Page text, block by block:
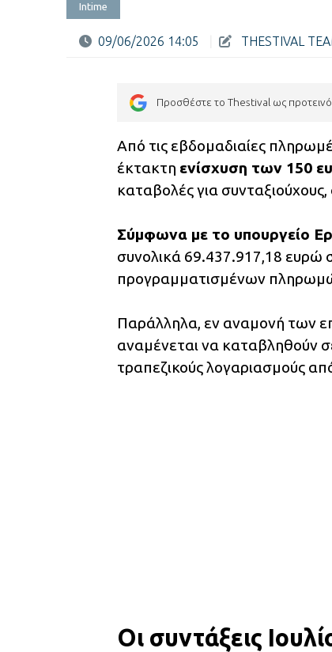
Intime
09/06/2026 14:05 THESTIVAL
Προσθέστε το Thestival ως
Από τις εβδομαδιαίες
έκτακτη ενίσχυση των 150
καταβολές για
Σύμφωνα με το υπουργείο
συνολικά 69.437.917,18 ευρώ
προγραμματισμένων
Παράλληλα, εν αναμονή των
αναμένεται να καταβληθούν
τραπεζικούς λογαριασμούς
Οι συντάξεις